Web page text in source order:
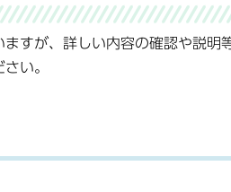
すが、詳しい内容の確認や説明
い。